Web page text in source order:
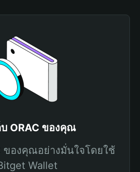
บ ORAC ของคุณ
ของคุณอย่างมั่นใจโดยใช้
Wallet